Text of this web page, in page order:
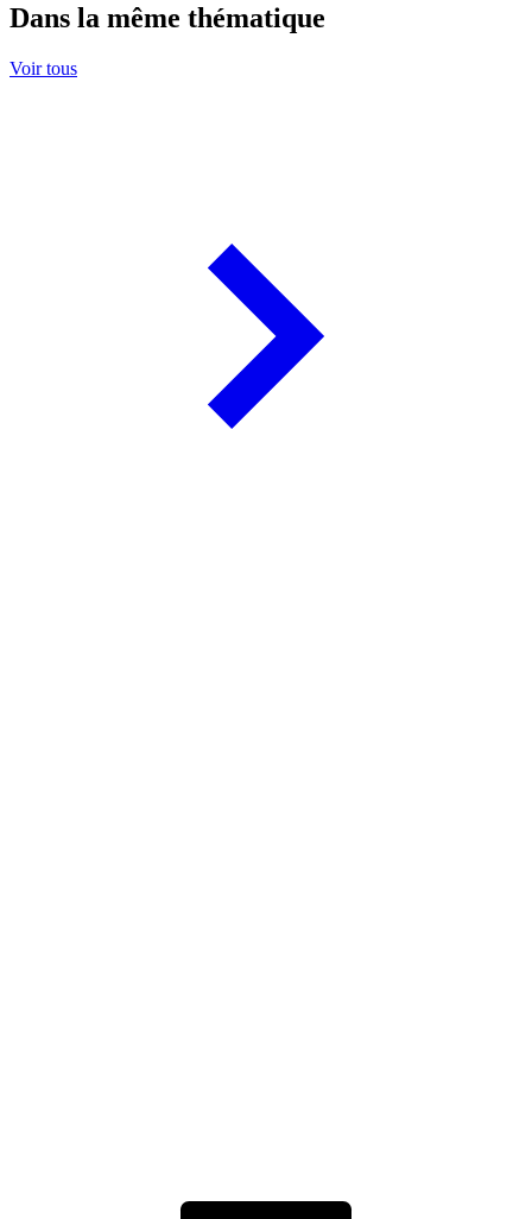
Dans la même thématique
Voir tous